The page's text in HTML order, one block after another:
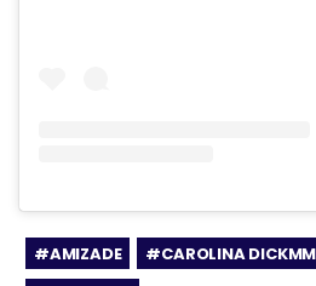
#AMIZADE #CAROLINA